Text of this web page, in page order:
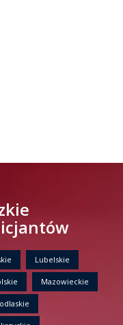
Lubelskie
Mazowieckie